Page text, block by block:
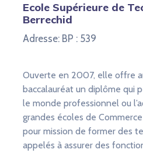
Ecole Supérieure de
Berrechid
Adresse: BP : 539
Ouverte en 2007, elle offre
baccalauréat un diplôme qui
le monde professionnel ou
grandes écoles de
pour mission de former des
appelés à assurer des